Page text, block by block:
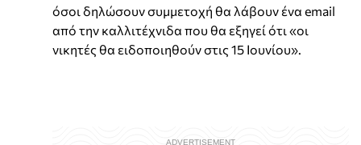
όσοι δηλώσουν συμμετοχή θα λάβουν ένα email
από την καλλιτέχνιδα που θα εξηγεί ότι «οι
νικητές θα ειδοποιηθούν στις 15 Ιουνίου».